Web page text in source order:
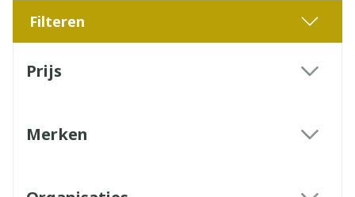
Filteren
Prijs
Merken